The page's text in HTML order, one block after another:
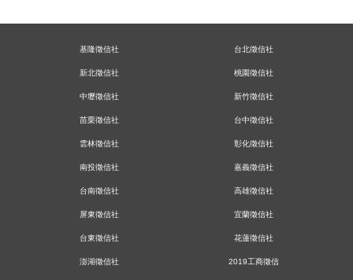
基隆徵信社 台北徵信社
新北徵信社 桃園徵信社
中壢徵信社 新竹徵信社
苗栗徵信社 台中徵信社
雲林徵信社 彰化徵信社
南投徵信社 嘉義徵信社
台南徵信社 高雄徵信社
屏東徵信社 宜蘭徵信社
台東徵信社 花蓮徵信社
澎湖徵信社 2019工商徵信